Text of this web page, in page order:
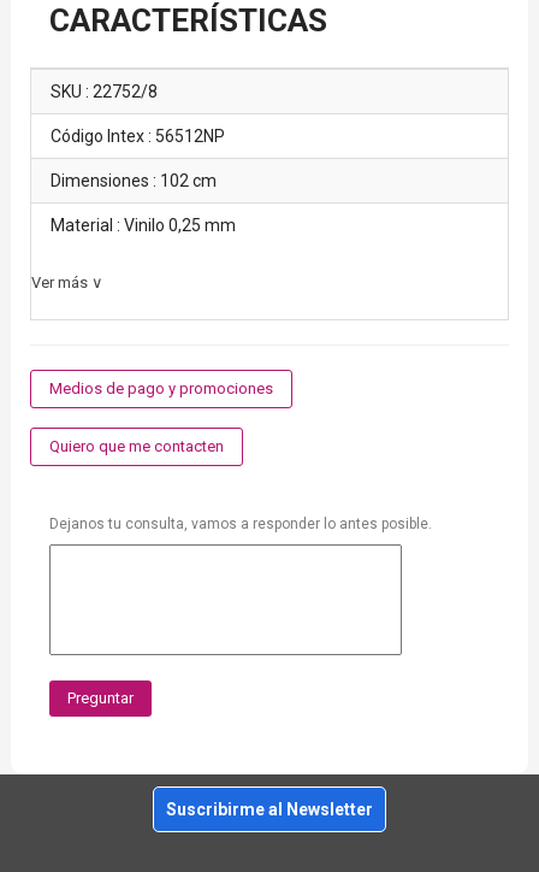
CARACTERÍSTICAS
SKU : 22752/8
Código Intex : 56512NP
Dimensiones : 102 cm
Material : Vinilo 0,25 mm
Ver más ∨
Medios de pago y promociones
Quiero que me contacten
Dejanos tu consulta, vamos a responder lo antes posible.
Preguntar
Suscribirme al Newsletter